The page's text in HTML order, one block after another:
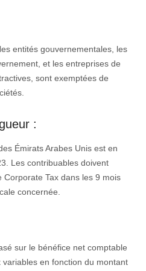
entités gouvernementales, les
et les entreprises de
sont exemptées de
:
Émirats Arabes Unis est en
Les contribuables doivent
Tax dans les 9 mois
concernée.
sur le bénéfice net comptable
variables en fonction du montant